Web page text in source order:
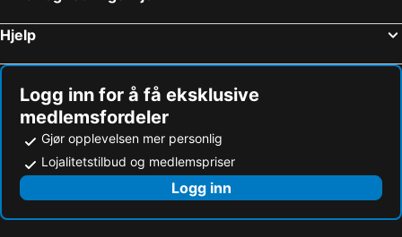
Hjelp
Logg inn for å få eksklusive
medlemsfordeler
Gjør opplevelsen mer personlig
Lojalitetstilbud og medlemspriser
Logg inn